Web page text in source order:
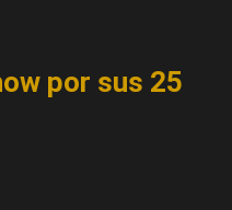
por sus 25